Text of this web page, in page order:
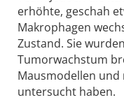
erhöhte, geschah
Makrophagen
Zustand. Sie
Tumorwachstum
Mausmodellen und
untersucht haben.